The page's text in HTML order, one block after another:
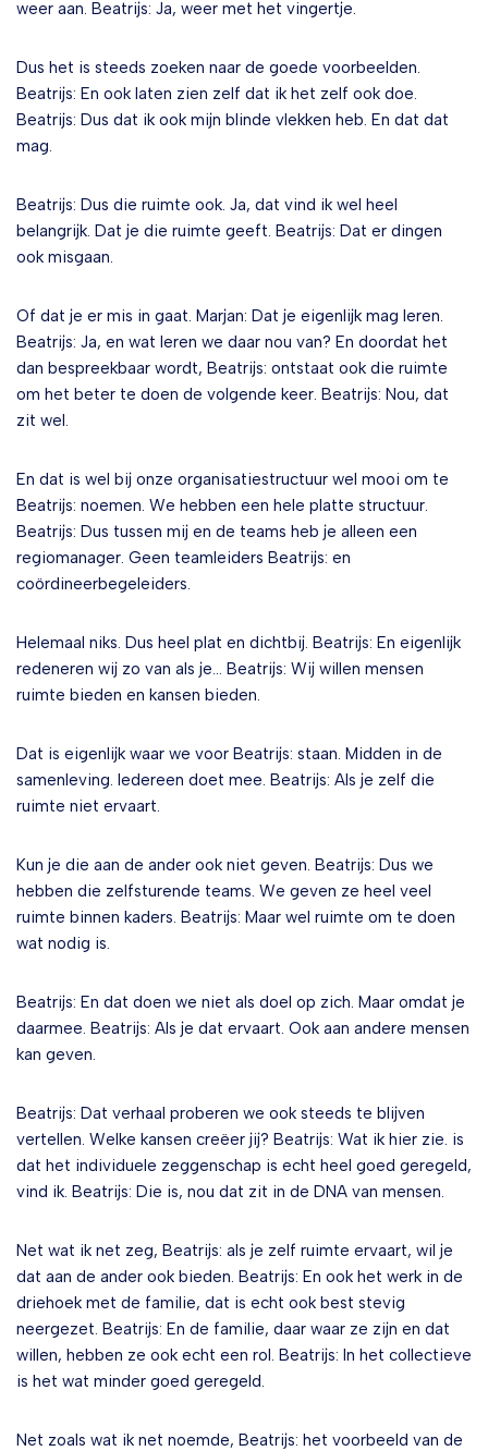
weer aan. Beatrijs: Ja, weer met het vingertje.
Dus het is steeds zoeken naar de goede voorbeelden.
Beatrijs: En ook laten zien zelf dat ik het zelf ook doe.
Beatrijs: Dus dat ik ook mijn blinde vlekken heb. En dat dat
mag.
Beatrijs: Dus die ruimte ook. Ja, dat vind ik wel heel
belangrijk. Dat je die ruimte geeft. Beatrijs: Dat er dingen
ook misgaan.
Of dat je er mis in gaat. Marjan: Dat je eigenlijk mag leren.
Beatrijs: Ja, en wat leren we daar nou van? En doordat het
dan bespreekbaar wordt, Beatrijs: ontstaat ook die ruimte
om het beter te doen de volgende keer. Beatrijs: Nou, dat
zit wel.
En dat is wel bij onze organisatiestructuur wel mooi om te
Beatrijs: noemen. We hebben een hele platte structuur.
Beatrijs: Dus tussen mij en de teams heb je alleen een
regiomanager. Geen teamleiders Beatrijs: en
coördineerbegeleiders.
Helemaal niks. Dus heel plat en dichtbij. Beatrijs: En eigenlijk
redeneren wij zo van als je… Beatrijs: Wij willen mensen
ruimte bieden en kansen bieden.
Dat is eigenlijk waar we voor Beatrijs: staan. Midden in de
samenleving. Iedereen doet mee. Beatrijs: Als je zelf die
ruimte niet ervaart.
Kun je die aan de ander ook niet geven. Beatrijs: Dus we
hebben die zelfsturende teams. We geven ze heel veel
ruimte binnen kaders. Beatrijs: Maar wel ruimte om te doen
wat nodig is.
Beatrijs: En dat doen we niet als doel op zich. Maar omdat je
daarmee. Beatrijs: Als je dat ervaart. Ook aan andere mensen
kan geven.
Beatrijs: Dat verhaal proberen we ook steeds te blijven
vertellen. Welke kansen creëer jij? Beatrijs: Wat ik hier zie. is
dat het individuele zeggenschap is echt heel goed geregeld,
vind ik. Beatrijs: Die is, nou dat zit in de DNA van mensen.
Net wat ik net zeg, Beatrijs: als je zelf ruimte ervaart, wil je
dat aan de ander ook bieden. Beatrijs: En ook het werk in de
driehoek met de familie, dat is echt ook best stevig
neergezet. Beatrijs: En de familie, daar waar ze zijn en dat
willen, hebben ze ook echt een rol. Beatrijs: In het collectieve
is het wat minder goed geregeld.
Net zoals wat ik net noemde, Beatrijs: het voorbeeld van de